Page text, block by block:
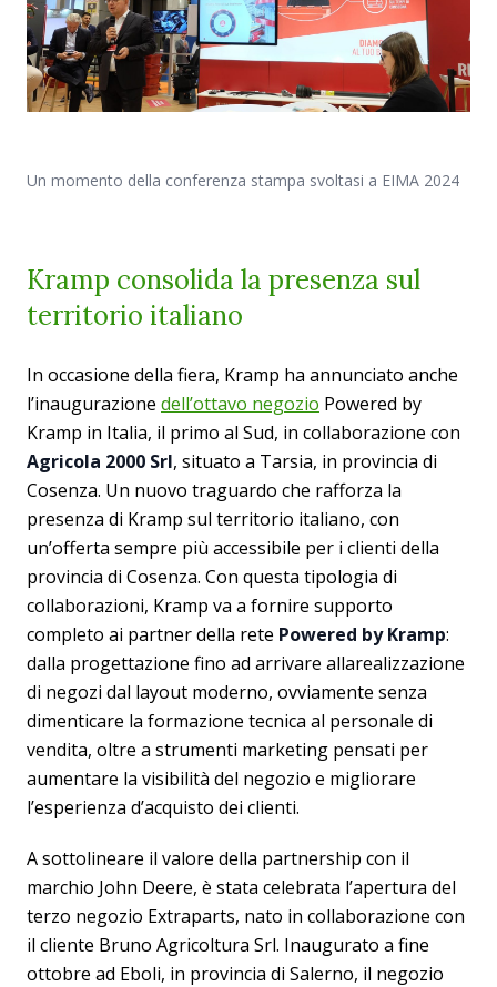
Un momento della conferenza stampa svoltasi a EIMA 2024
Kramp consolida la presenza sul
territorio italiano
In occasione della fiera, Kramp ha annunciato anche
l’inaugurazione dell’ottavo negozio Powered by
Kramp in Italia, il primo al Sud, in collaborazione con
Agricola 2000 Srl, situato a Tarsia, in provincia di
Cosenza. Un nuovo traguardo che rafforza la
presenza di Kramp sul territorio italiano, con
un’offerta sempre più accessibile per i clienti della
provincia di Cosenza. Con questa tipologia di
collaborazioni, Kramp va a fornire supporto
completo ai partner della rete Powered by Kramp:
dalla progettazione fino ad arrivare allarealizzazione
di negozi dal layout moderno, ovviamente senza
dimenticare la formazione tecnica al personale di
vendita, oltre a strumenti marketing pensati per
aumentare la visibilità del negozio e migliorare
l’esperienza d’acquisto dei clienti.
A sottolineare il valore della partnership con il
marchio John Deere, è stata celebrata l’apertura del
terzo negozio Extraparts, nato in collaborazione con
il cliente Bruno Agricoltura Srl. Inaugurato a fine
ottobre ad Eboli, in provincia di Salerno, il negozio